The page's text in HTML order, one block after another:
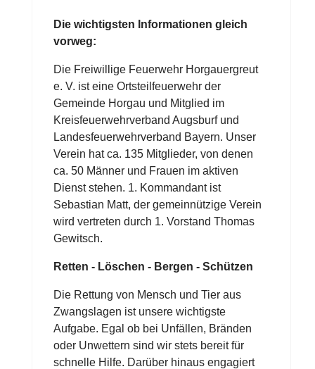
Die wichtigsten Informationen gleich
vorweg:
Die Freiwillige Feuerwehr Horgauergreut
e. V. ist eine Ortsteilfeuerwehr der
Gemeinde Horgau und Mitglied im
Kreisfeuerwehrverband Augsburf und
Landesfeuerwehrverband Bayern. Unser
Verein hat ca. 135 Mitglieder, von denen
ca. 50 Männer und Frauen im aktiven
Dienst stehen. 1. Kommandant ist
Sebastian Matt, der gemeinnützige Verein
wird vertreten durch 1. Vorstand Thomas
Gewitsch.
Retten - Löschen - Bergen - Schützen
Die Rettung von Mensch und Tier aus
Zwangslagen ist unsere wichtigste
Aufgabe. Egal ob bei Unfällen, Bränden
oder Unwettern sind wir stets bereit für
schnelle Hilfe. Darüber hinaus engagiert